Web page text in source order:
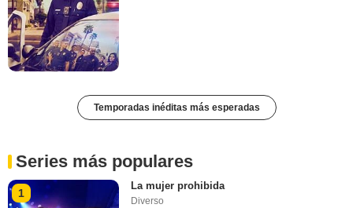
Temporadas inéditas más esperadas
Series más populares
1
La mujer prohibida
Diverso